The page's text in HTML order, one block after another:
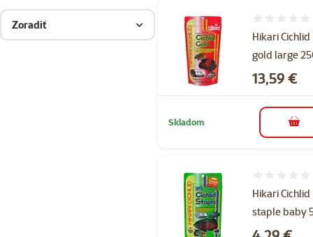
Zoradiť
Hikari Cichlid
gold large
Cena
13,59 €
Skladom do
Hikari Cichlid
staple baby